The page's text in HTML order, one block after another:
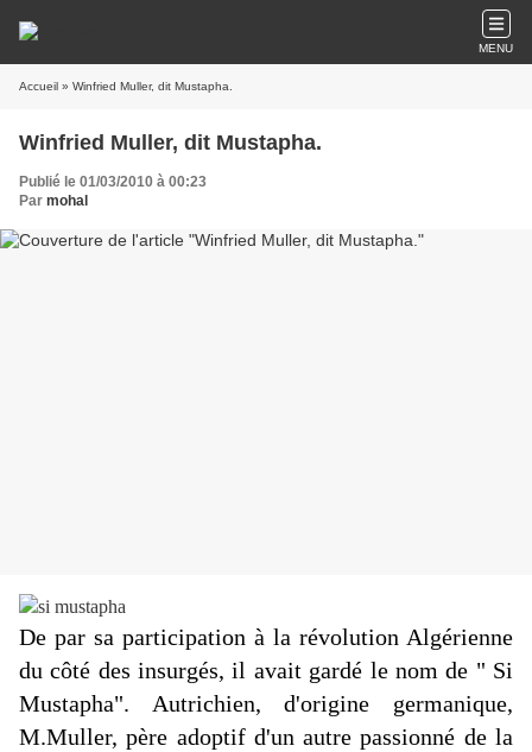
MENU
Accueil » Winfried Muller, dit Mustapha.
Winfried Muller, dit Mustapha.
Publié le 01/03/2010 à 00:23
Par mohal
De par sa participation à la révolution Algérienne
du côté des insurgés, il avait gardé le nom de " Si
Mustapha". Autrichien, d'origine germanique,
M.Muller, père adoptif d'un autre passionné de la